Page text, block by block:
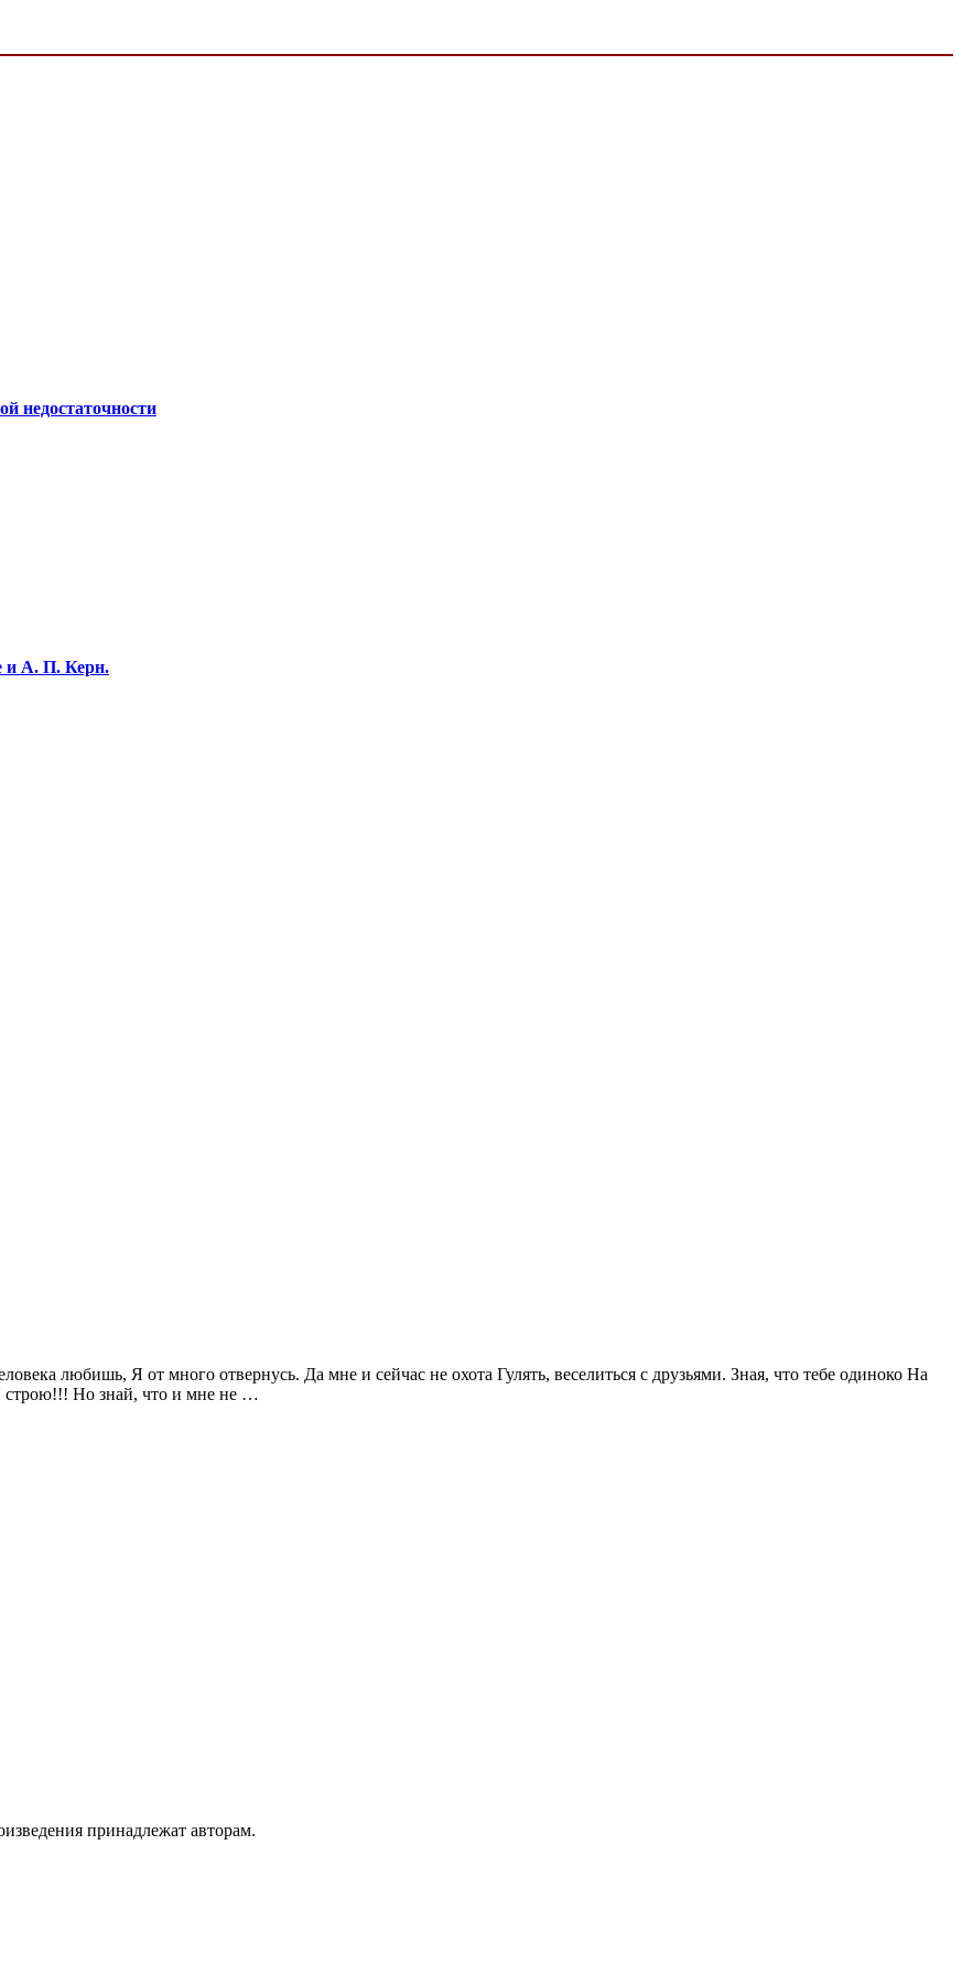
недостаточности
и А. П. Керн.
любишь, Я от много отвернусь. Да мне и сейчас не охота Гулять, веселиться с друзьями. Зная, что тебе одиноко На
строю!!! Но знай, что и мне не …
принадлежат авторам.